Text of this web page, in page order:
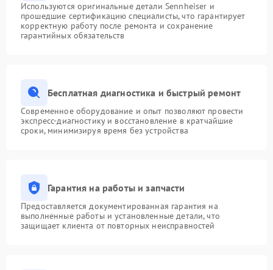
Используются оригинальные детали Sennheiser и
прошедшие сертификацию специалисты, что гарантирует
корректную работу после ремонта и сохранение
гарантийных обязательств
Бесплатная диагностика и быстрый ремонт
Современное оборудование и опыт позволяют провести
экспресс-диагностику и восстановление в кратчайшие
сроки, минимизируя время без устройства
Гарантия на работы и запчасти
Предоставляется документированная гарантия на
выполненные работы и установленные детали, что
защищает клиента от повторных неисправностей